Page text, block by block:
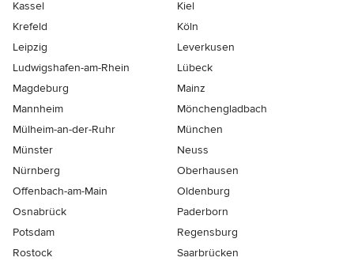
Kassel
Kiel
Krefeld
Köln
Leipzig
Leverkusen
Ludwigshafen-am-Rhein
Lübeck
Magdeburg
Mainz
Mannheim
Mönchen­gladbach
Mülheim-an-der-Ruhr
München
Münster
Neuss
Nürnberg
Oberhausen
Offenbach-am-Main
Oldenburg
Osnabrück
Paderborn
Potsdam
Regensburg
Rostock
Saarbrücken